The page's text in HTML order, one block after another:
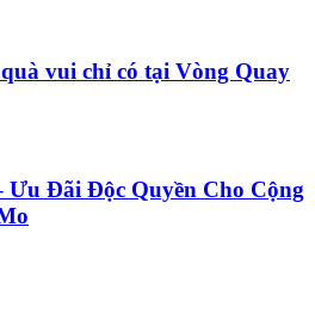
vui chỉ có tại Vòng Quay
Ưu Đãi Độc Quyền Cho Cộng